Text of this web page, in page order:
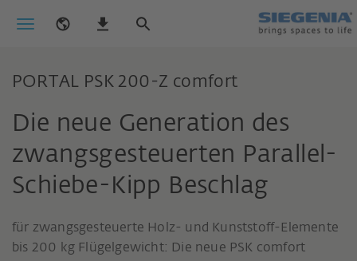
PORTAL PSK 200-Z comfort
Die neue Generation des
zwangsgesteuerten Parallel-
Schiebe-Kipp Beschlag
für zwangsgesteuerte Holz- und Kunststoff-Elemente
bis 200 kg Flügelgewicht: Die neue PSK comfort